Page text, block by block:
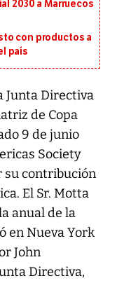
2030 a Marruecos
con productos a
país
Junta Directiva
de Copa
9 de junio
Society
su contribución
El Sr. Motta
anual de la
en Nueva York
John
Directiva,